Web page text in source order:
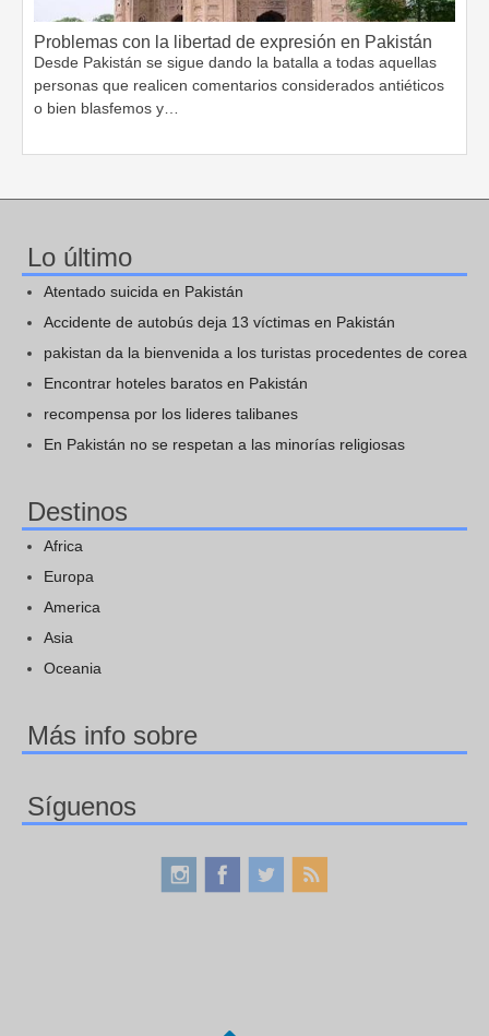
Problemas con la libertad de expresión en Pakistán
Desde Pakistán se sigue dando la batalla a todas aquellas
personas que realicen comentarios considerados antiéticos
o bien blasfemos y…
Lo último
Atentado suicida en Pakistán
Accidente de autobús deja 13 víctimas en Pakistán
pakistan da la bienvenida a los turistas procedentes de corea
Encontrar hoteles baratos en Pakistán
recompensa por los lideres talibanes
En Pakistán no se respetan a las minorías religiosas
Destinos
Africa
Europa
America
Asia
Oceania
Más info sobre
Síguenos